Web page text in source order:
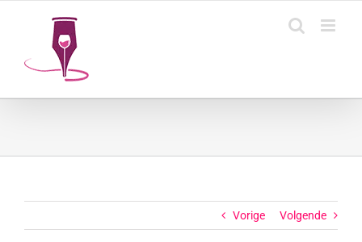
Vorige Volgende